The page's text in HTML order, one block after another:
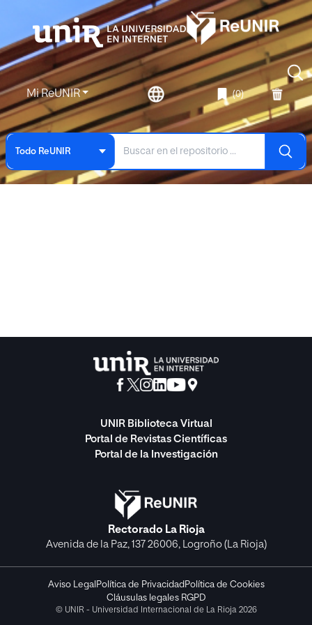
Mi ReUNIR (0)
Todo ReUNIR
UNIR Biblioteca Virtual
Portal de Revistas Científicas
Portal de la Investigación
Rectorado La Rioja
Avenida de la Paz, 137 26006, Logroño (La Rioja)
Aviso Legal Política de Privacidad Política de Cookies
Cláusulas legales RGPD
© UNIR - Universidad Internacional de La Rioja 2026